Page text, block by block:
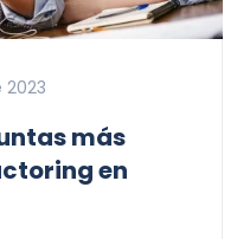
más
en